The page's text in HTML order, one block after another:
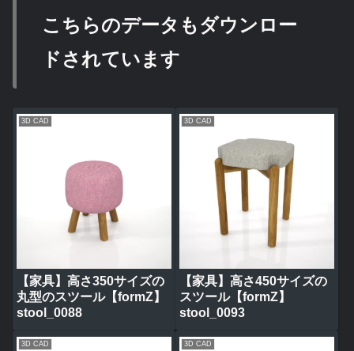
こちらのデータもダウンロー
ドされています
3D CAD
【家具】高さ350サイズの
丸型のスツール【formZ】
stool_0088
3D CAD
【家具】高さ450サイズの
スツール【formZ】
stool_0093
3D CAD 3D CAD